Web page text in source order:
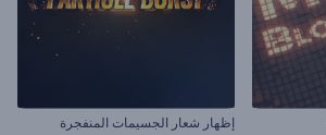
إظهار شعار الجسيمات المنفجرة